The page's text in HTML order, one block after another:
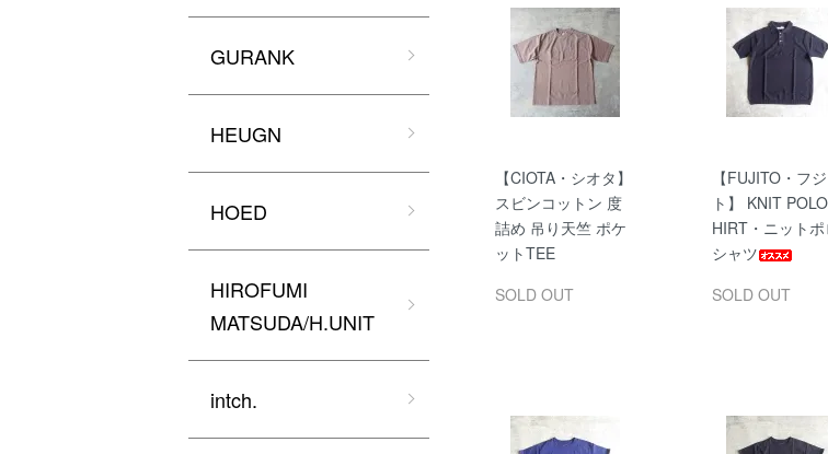
【CIOTA・シオタ】
スビンコットン 度
詰め 吊り天竺 ポケ
ットTEE
SOLD OUT
【FUJITO・フジ
ト】 KNIT
HIRT・ニットポ
シャツ
SOLD OUT
GURANK
HEUGN
HOED
HIROFUMI
MATSUDA/H.UNIT
intch.